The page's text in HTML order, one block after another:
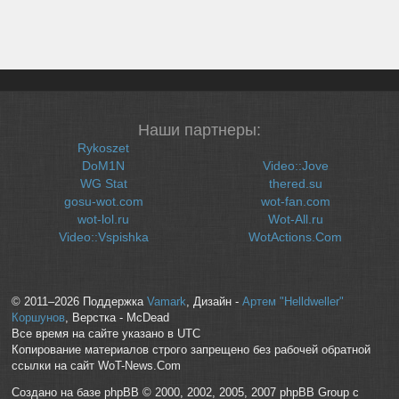
Наши партнеры:
Rykoszet
DoM1N
WG Stat
gosu-wot.com
wot-lol.ru
Video::Vspishka
Video::Jove
thered.su
wot-fan.com
Wot-All.ru
WotActions.Com
© 2011–2026 Поддержка Vamark , Дизайн - Артем "Helldweller"
Коршунов, Верстка - McDead
Все время на сайте указано в UTC
Копирование материалов строго запрещено без рабочей обратной
ссылки на сайт WoT-News.Com
Создано на базе phpBB © 2000, 2002, 2005, 2007 phpBB Group с